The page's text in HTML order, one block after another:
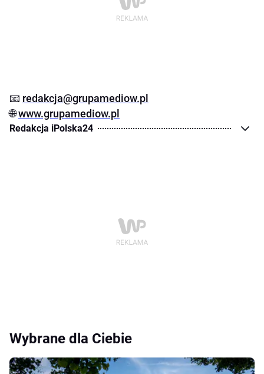
📧 redakcja@grupamediow.pl
🌐www.grupamediow.pl
Redakcja iPolska24
Wybrane dla Ciebie